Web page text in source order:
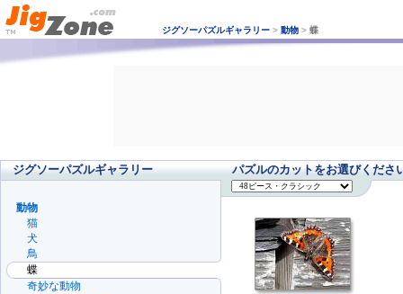
ジグソーパズルギャラリー >動物 >蝶
ジグソーパズルギャラリー パズルのカットをお選びくださ
動物
猫
犬
鳥
蝶
奇妙な動物